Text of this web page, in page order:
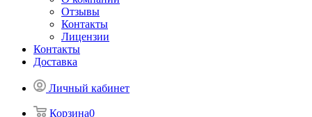
Отзывы
Контакты
Лицензии
Контакты
Доставка
Личный кабинет
Корзина0